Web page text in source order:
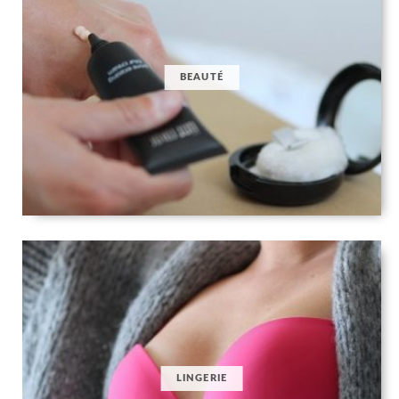
BEAUTÉ
LINGERIE